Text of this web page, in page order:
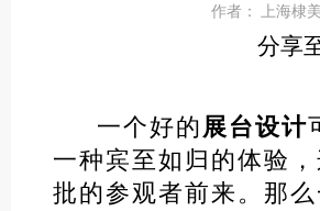
作者： 上海棣
分享
一个好的展台设计
一种宾至如归的体验
批的参观者前来。那